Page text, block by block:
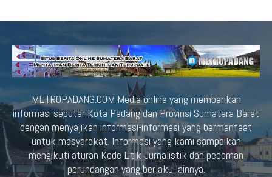
METROPADANG.COM Media online yang memberikan
informasi seputar Kota Padang dan Provinsi Sumatera Barat
dengan menyajikan informasi-informasi yang bermanfaat
untuk masyarakat. Informasi yang kami sampaikan
mengikuti aturan Kode Etik Jurnalistik dan pedoman
perundangan yang berlaku lainnya.